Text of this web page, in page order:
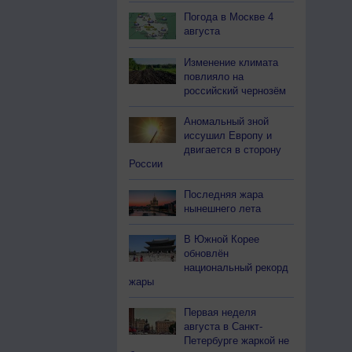
Погода в Москве 4
августа
Изменение климата
повлияло на
российский чернозём
Аномальный зной
иссушил Европу и
двигается в сторону
России
Последняя жара
нынешнего лета
В Южной Корее
обновлён
национальный рекорд
жары
Первая неделя
августа в Санкт-
Петербурге жаркой не